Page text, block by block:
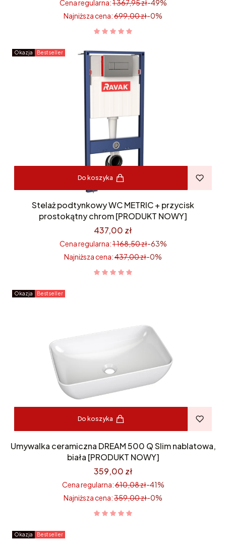
Cena regularna:1 367,95 zł-49%
Najniższa cena:699,00 zł-0%
Okazja Bestseller
Do koszyka
Stelaż podtynkowy WC METRIC + przycisk
prostokątny chrom [PRODUKT NOWY]
437,00 zł
Cena regularna:1 168,50 zł-63%
Najniższa cena:437,00 zł-0%
Okazja Bestseller
Do koszyka
Umywalka ceramiczna DREAM 500 Q Slim nablatowa,
biała [PRODUKT NOWY]
359,00 zł
Cena regularna:610,08 zł-41%
Najniższa cena:359,00 zł-0%
Okazja Bestseller